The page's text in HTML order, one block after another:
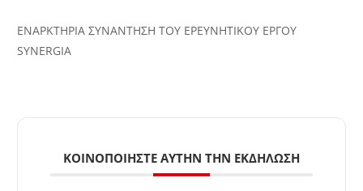
ΕΝΑΡΚΤΗΡΙΑ ΣΥΝΑΝΤΗΣΗ ΤΟΥ ΕΡΕΥΝΗΤΙΚΟΥ ΕΡΓΟΥ
SYNERGIA
ΚΟΙΝΟΠΟΙΉΣΤΕ ΑΥΤΉΝ ΤΗΝ ΕΚΔΉΛΩΣΗ